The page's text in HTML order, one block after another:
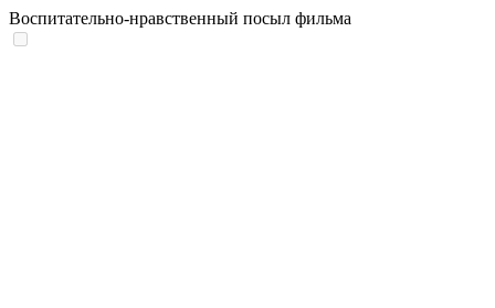
Воспитательно-нравственный посыл фильма